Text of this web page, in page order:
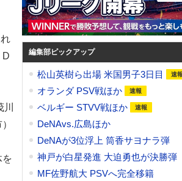
D
を
編集部ピックアップ
松山英樹ら出場 米国男子3日目
オランダ PSV戦ほか
ベルギー STVV戦ほか
DeNAvs.広島ほか
DeNAが3位浮上 筒香サヨナラ弾
神戸が白星発進 大迫勇也が決勝弾
MF佐野航大 PSVへ完全移籍